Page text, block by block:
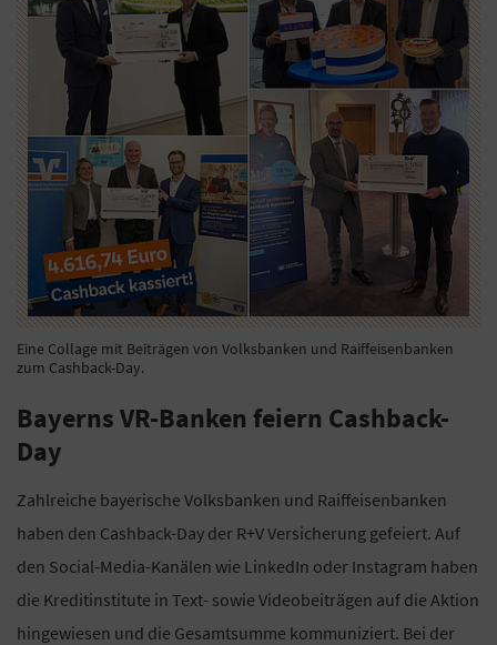
Eine Collage mit Beiträgen von Volksbanken und Raiffeisenbanken
zum Cashback-Day.
Bayerns VR-Banken feiern Cashback-
Day
Zahlreiche bayerische Volksbanken und Raiffeisenbanken
haben den Cashback-Day der R+V Versicherung gefeiert. Auf
den Social-Media-Kanälen wie LinkedIn oder Instagram haben
die Kreditinstitute in Text- sowie Videobeiträgen auf die Aktion
hingewiesen und die Gesamtsumme kommuniziert. Bei der